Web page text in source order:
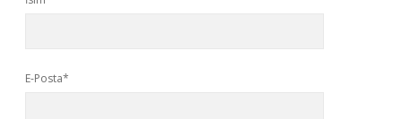
E-Posta*